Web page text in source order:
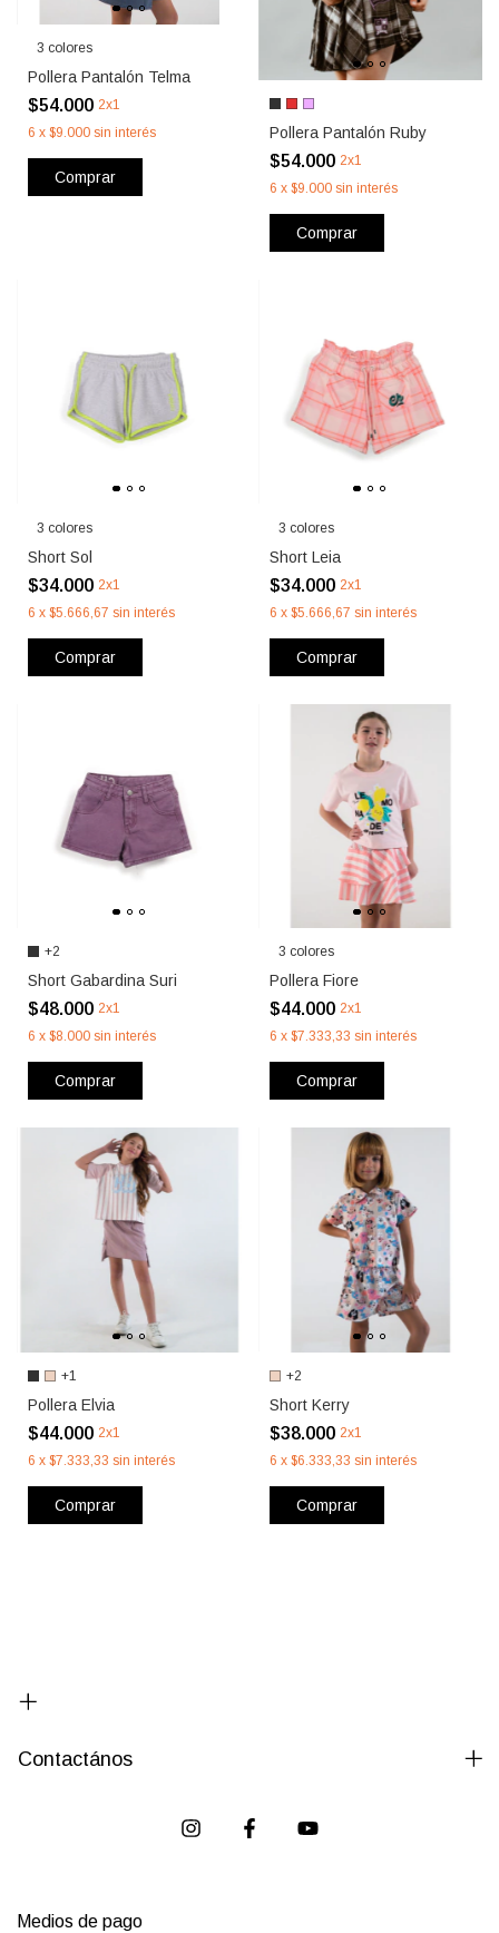
3 colores
Pollera Pantalón Telma
$54.000 2x1
6 x $9.000 sin interés
Comprar
Pollera Pantalón Ruby
$54.000 2x1
6 x $9.000 sin interés
Comprar
3 colores
Short Sol
$34.000 2x1
6 x $5.666,67 sin interés
Comprar
3 colores
Short Leia
$34.000 2x1
6 x $5.666,67 sin interés
Comprar
+2
Short Gabardina Suri
$48.000 2x1
6 x $8.000 sin interés
Comprar
3 colores
Pollera Fiore
$44.000 2x1
6 x $7.333,33 sin interés
Comprar
+1
Pollera Elvia
$44.000 2x1
6 x $7.333,33 sin interés
Comprar
+2
Short Kerry
$38.000 2x1
6 x $6.333,33 sin interés
Comprar
Contactános
Medios de pago